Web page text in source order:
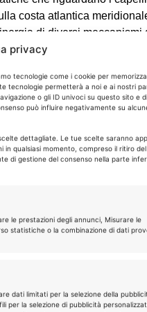
privacy
tecnologie come i cookie per
tecnologie permetterà a noi e ai nostri
o gli ID univoci su questo sito e
può influire negativamente su
dettagliate. Le tue scelte saranno
in qualsiasi momento, compreso il ritiro
di gestione del consenso nella parte
le prestazioni degli annunci, Misurare le
statistiche o la combinazione di dati
dati limitati per la selezione della
per la selezione di pubblicità
costa atlantica
di diversi meccanismi
del capello
per gli androgeni.La
della caduta capelli.
flavonoidi, acidi grassi,
capillari sottili. Il sangue e
di capelli sani, lavorando
capelluto e del bulbo
follicolo pilifero,
carente).
con azioni mirate a
il proprio problema e